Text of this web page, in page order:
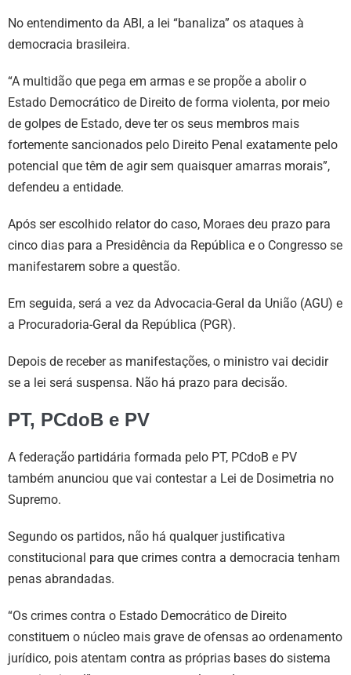
No entendimento da ABI, a lei “banaliza” os ataques à
democracia brasileira.
“A multidão que pega em armas e se propõe a abolir o
Estado Democrático de Direito de forma violenta, por meio
de golpes de Estado, deve ter os seus membros mais
fortemente sancionados pelo Direito Penal exatamente pelo
potencial que têm de agir sem quaisquer amarras morais”,
defendeu a entidade.
Após ser escolhido relator do caso, Moraes deu prazo para
cinco dias para a Presidência da República e o Congresso se
manifestarem sobre a questão.
Em seguida, será a vez da Advocacia-Geral da União (AGU) e
a Procuradoria-Geral da República (PGR).
Depois de receber as manifestações, o ministro vai decidir
se a lei será suspensa. Não há prazo para decisão.
PT, PCdoB e PV
A federação partidária formada pelo PT, PCdoB e PV
também anunciou que vai contestar a Lei de Dosimetria no
Supremo.
Segundo os partidos, não há qualquer justificativa
constitucional para que crimes contra a democracia tenham
penas abrandadas.
“Os crimes contra o Estado Democrático de Direito
constituem o núcleo mais grave de ofensas ao ordenamento
jurídico, pois atentam contra as próprias bases do sistema